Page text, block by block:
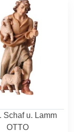
Schaf u. Lamm
OTTO